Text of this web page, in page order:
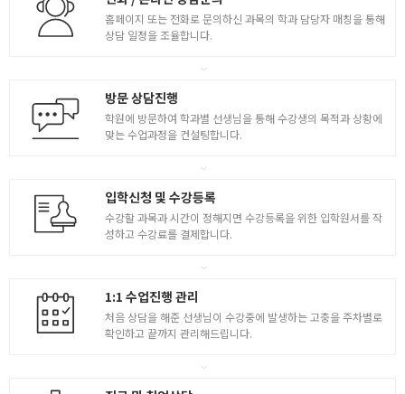
( LOL 오버워치 애니컬러연구 )
[ 캐릭터의 메인컬러 서브컬러 포인트컬러 ]
- 반실사 실사장르의 컨셉의 컬러 연구
4
게임캐릭터 창작 1
- 누드바디 커스터마이징
- 창작을 위한 마인드맵 자료수집 레퍼런스의 과정
[ 컨셉캐릭터란? ]
- 직업과 역할의 정보가 담겨있는 컨셉아트
[ 창작의필수요건 ]
- 정보와 자료 수집
- 직업과 역할의 정보가 담겨있는 컨셉아트
- 러프 썸네일 진행 아이디어스케치
- 게임캐릭터 창작 ( 게임캐릭터의 세계관부여 )
- 각 게임사별 캐릭터 스타일의 연구 및 반영
홈페이지 또는 전화로 문의하신 과목의 학과 담당자 매칭을 통해
상담 일정을 조율합니다.
방문 상담진행
학원에 방문하여 학과별 선생님을 통해 수강생의 목적과 상황에
맞는 수업과정을 컨설팅합니다.
입학신청 및 수강등록
수강할 과목과 시간이 정해지면 수강등록을 위한 입학원서를 작
성하고 수강료를 결제합니다.
1:1 수업진행 관리
처음 상담을 해준 선생님이 수강중에 발생하는 고충을 주차별로
확인하고 끝까지 관리해드립니다.